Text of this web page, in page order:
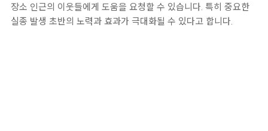
장소 인근의 이웃들에게 도움을 요청할 수 있습니다. 특히 중요한
실종 발생 초반의 노력과 효과가 극대화될 수 있다고 합니다.